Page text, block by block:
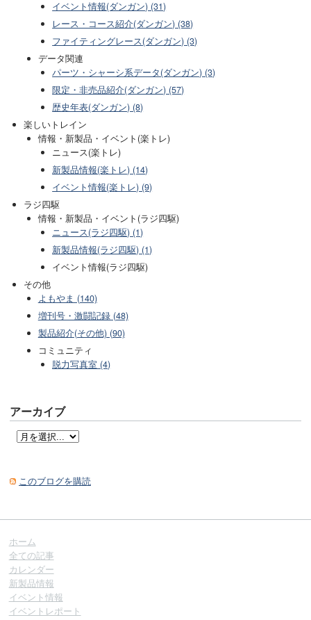
イベント情報(ダンガン) (31)
レース・コース紹介(ダンガン) (38)
ファイティングレース(ダンガン) (3)
データ関連
パーツ・シャーシ系データ(ダンガン) (3)
限定・非売品紹介(ダンガン) (57)
歴史年表(ダンガン) (8)
楽しいトレイン
情報・新製品・イベント(楽トレ)
ニュース(楽トレ)
新製品情報(楽トレ) (14)
イベント情報(楽トレ) (9)
ラジ四駆
情報・新製品・イベント(ラジ四駆)
ニュース(ラジ四駆) (1)
新製品情報(ラジ四駆) (1)
イベント情報(ラジ四駆)
その他
よもやま (140)
増刊号・激闘記録 (48)
製品紹介(その他) (90)
コミュニティ
脱力写真室 (4)
アーカイブ
このブログを購読
ホーム
全ての記事
カレンダー
新製品情報
イベント情報
イベントレポート